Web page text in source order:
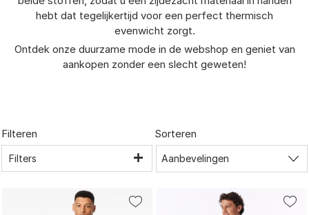
hebt dat tegelijkertijd voor een perfect thermisch
evenwicht zorgt.
Ontdek onze duurzame mode in de webshop en geniet van
aankopen zonder een slecht geweten!
Filteren
Filters
Sorteren